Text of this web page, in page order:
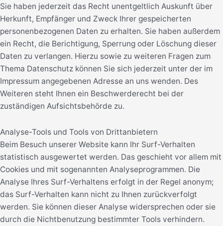
Sie haben jederzeit das Recht unentgeltlich Auskunft über
Herkunft, Empfänger und Zweck Ihrer gespeicherten
personenbezogenen Daten zu erhalten. Sie haben außerdem
ein Recht, die Berichtigung, Sperrung oder Löschung dieser
Daten zu verlangen. Hierzu sowie zu weiteren Fragen zum
Thema Datenschutz können Sie sich jederzeit unter der im
Impressum angegebenen Adresse an uns wenden. Des
Weiteren steht Ihnen ein Beschwerderecht bei der
zuständigen Aufsichtsbehörde zu.
Analyse-Tools und Tools von Drittanbietern
Beim Besuch unserer Website kann Ihr Surf-Verhalten
statistisch ausgewertet werden. Das geschieht vor allem mit
Cookies und mit sogenannten Analyseprogrammen. Die
Analyse Ihres Surf-Verhaltens erfolgt in der Regel anonym;
das Surf-Verhalten kann nicht zu Ihnen zurückverfolgt
werden. Sie können dieser Analyse widersprechen oder sie
durch die Nichtbenutzung bestimmter Tools verhindern.